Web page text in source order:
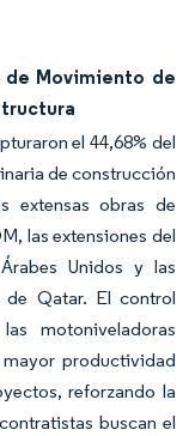
de Movimiento de
el 44,68% del
de construcción
extensas obras de
las extensiones del
Unidos y las
de Qatar. El control
motoniveladoras
productividad
reforzando la
buscan el